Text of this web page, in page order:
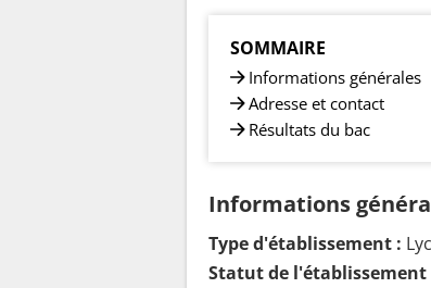
SOMMAIRE
Informations générales
Adresse et contact
Résultats du bac
Informations
Type d'établissement :
Statut de l'établissement